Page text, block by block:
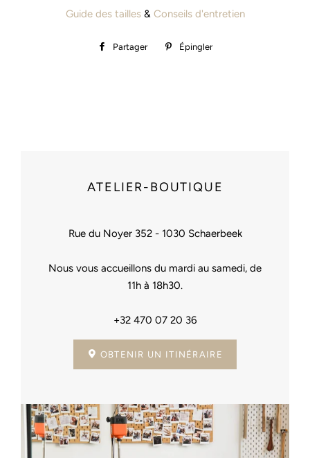
Guide des tailles& Conseils d'entretien
Partager
PartagerÉpingler
ATELIER-BOUTIQUE
Rue du Noyer 352 - 1030 Schaerbeek
Nous vous accueillons du mardi au samedi, de
11h à 18h30.
+32 470 07 20 36
OBTENIR UN ITINÉRAIRE